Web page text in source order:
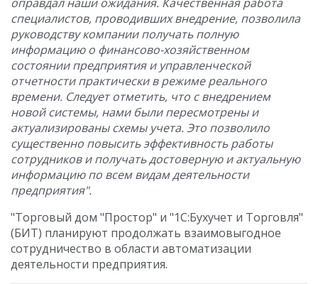
специалистов, проводивших внедрение, позволила
руководству компании получать полную
информацию о финансово-хозяйственном
состоянии предприятия и управленческой
отчетности практически в режиме реального
времени. Следует отметить, что с внедрением
новой системы, нами были пересмотрены и
актуализированы схемы учета. Это позволило
существенно повысить эффективность работы
сотрудников и получать достоверную и актуальную
информацию по всем видам деятельности
предприятия".
"Торговый дом "Простор" и "1С:Бухучет и Торговля"
(БИТ) планируют продолжать взаимовыгодное
сотрудничество в области автоматизации
деятельности предприятия.